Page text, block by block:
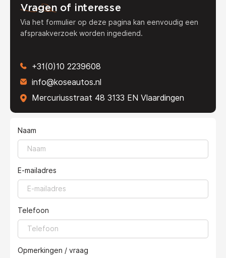
Vragenof interesse
Via het formulier op deze pagina kan eenvoudig een
afspraakverzoek worden ingediend.
+31(0)10 2239608
info@koseautos.nl
Mercuriusstraat 48 3133 EN Vlaardingen
Naam
E-mailadres
Telefoon
Opmerkingen / vraag